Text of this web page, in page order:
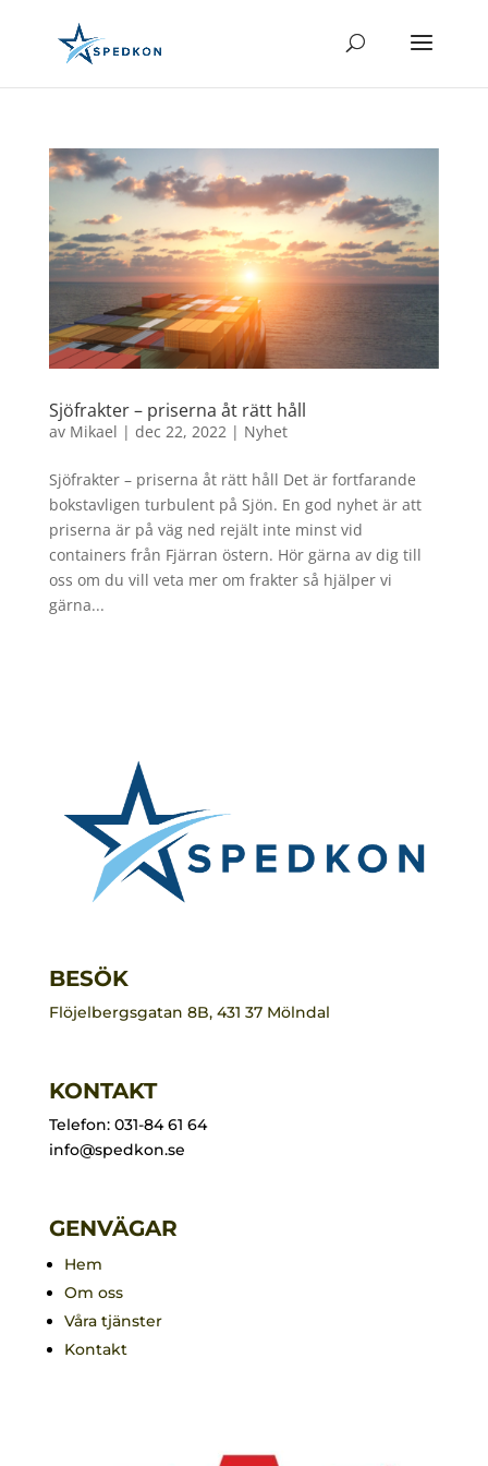
Sjöfrakter – priserna åt rätt håll
av Mikael | dec 22, 2022 | Nyhet
Sjöfrakter – priserna åt rätt håll Det är fortfarande
bokstavligen turbulent på Sjön. En god nyhet är att
priserna är på väg ned rejält inte minst vid
containers från Fjärran östern. Hör gärna av dig till
oss om du vill veta mer om frakter så hjälper vi
gärna...
BESÖK
Flöjelbergsgatan 8B, 431 37 Mölndal
KONTAKT
Telefon: 031-84 61 64
info@spedkon.se
GENVÄGAR
Hem
Om oss
Våra tjänster
Kontakt